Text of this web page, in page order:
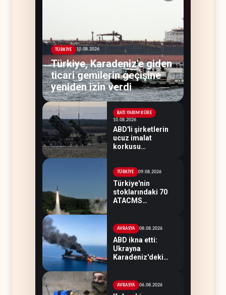
TÜRKİYE 10.08.2026
Türkiye, Karadeniz'e giden
ticari gemilerin geçişine
yeniden izin verdi
BATI YARIM KÜRE
10.08.2026
ABD'li şirketlerin
ucuz imalat
korkusu
TÜRKİYE 09.08.2026
Türkiye'nin
stoklarındaki 70
ATACMS
AVRASYA 08.08.2026
ABD ikna etti:
Ukrayna
Karadeniz'deki
AVRASYA 06.08.2026